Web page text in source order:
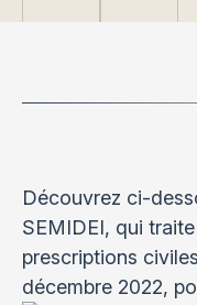
Découvrez ci-
SEMIDEI, qui
prescriptions
décembre 2022,